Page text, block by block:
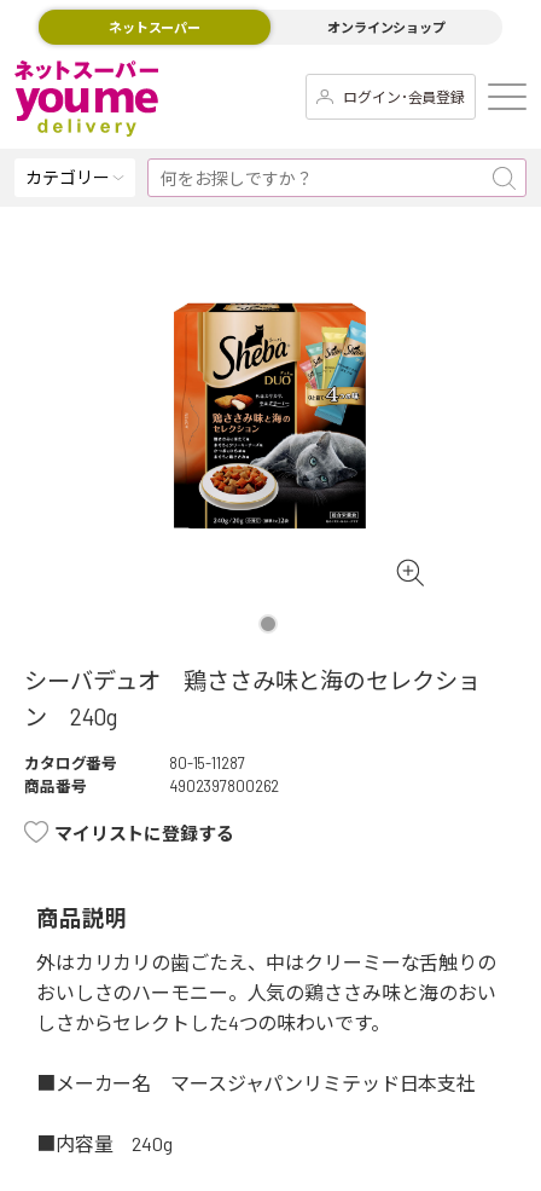
ネットスーパー オンラインショップ
ログイン･会員登録
カテゴリー
シーバデュオ 鶏ささみ味と海のセレクショ
ン 240g
カタログ番号
80-15-11287
商品番号
4902397800262
マイリストに登録する
商品説明
外はカリカリの歯ごたえ、中はクリーミーな舌触りの
おいしさのハーモニー。人気の鶏ささみ味と海のおい
しさからセレクトした4つの味わいです。
■メーカー名 マースジャパンリミテッド日本支社
■内容量 240g